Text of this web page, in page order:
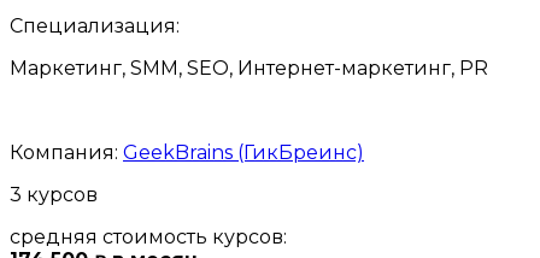
Специализация:
Маркетинг, SMM, SEO, Интернет-маркетинг, PR
Компания: GeekBrains (ГикБреинс)
3 курсов
средняя стоимость курсов: